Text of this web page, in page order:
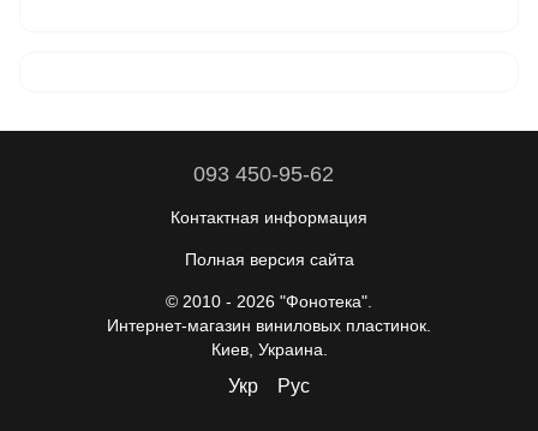
093 450-95-62
Контактная информация
Полная версия сайта
© 2010 - 2026 "Фонотека".
Интернет-магазин виниловых пластинок.
Киев, Украина.
Укр Рус